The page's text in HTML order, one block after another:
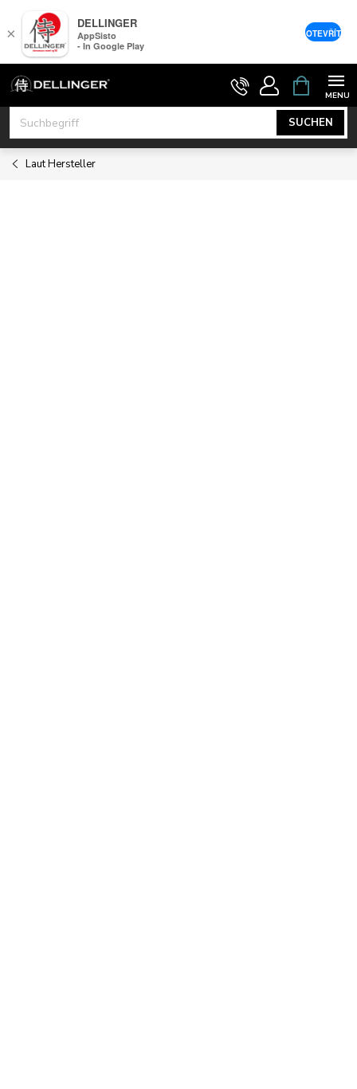
Zum
Inhalt
springen
SUCHEN
Laut Hersteller
×
DELLINGER
AppSisto
- In Google Play
OTEVŘÍT